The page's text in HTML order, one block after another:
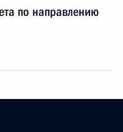
по направлению